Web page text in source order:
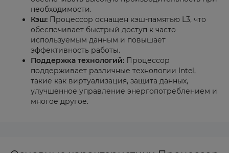
необходимости.
Кэш: Процессор оснащен кэш-памятью L3, что
обеспечивает быстрый доступ к часто
используемым данным и повышает
эффективность работы.
Поддержка технологий: Процессор
поддерживает различные технологии Intel,
такие как виртуализация, защита данных,
улучшенное управление энергопотреблением и
многое другое.